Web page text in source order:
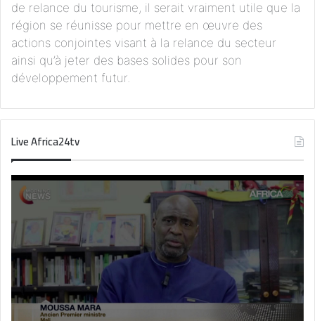
de relance du tourisme, il serait vraiment utile que la
région se réunisse pour mettre en œuvre des
actions conjointes visant à la relance du secteur
ainsi qu’à jeter des bases solides pour son
développement futur.
Live Africa24tv